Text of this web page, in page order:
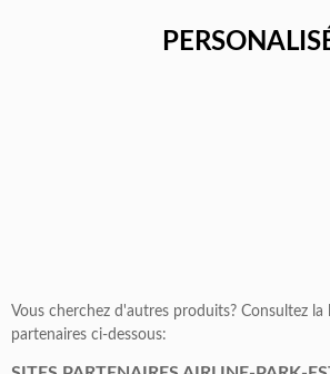
Vous cherchez d'autres produits? Consultez la
partenaires ci-dessous: